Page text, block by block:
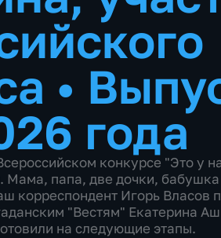
•
года
конкурсе "Это у
Мама, папа, две дочки,
корреспондент Игорь Власов
"Вестям" Екатерина
на следующие этапы.